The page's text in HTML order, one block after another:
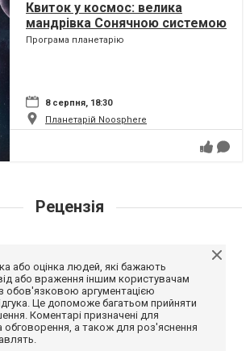
Квиток у космос: велика
мандрівка Сонячною системою
Програма планетарію
8 серпня, 18:30
Планетарій Noosphere
Рецензія
або оцінка людей, які бажають
або враження іншим користувачам
обов'язковою аргументацією
Це допоможе багатьом прийняти
Коментарі призначені для
обговорення, а також для роз'яснення